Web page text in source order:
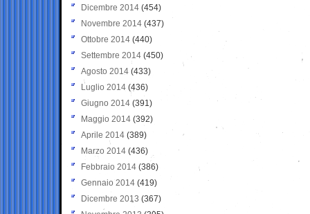
Dicembre 2014 (454)
Novembre 2014 (437)
Ottobre 2014 (440)
Settembre 2014 (450)
Agosto 2014 (433)
Luglio 2014 (436)
Giugno 2014 (391)
Maggio 2014 (392)
Aprile 2014 (389)
Marzo 2014 (436)
Febbraio 2014 (386)
Gennaio 2014 (419)
Dicembre 2013 (367)